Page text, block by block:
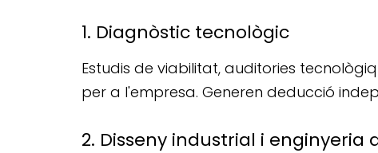
1. Diagnòstic tecnològic
Estudis de viabilitat, auditories
per a l'empresa. Generen deducció
2. Disseny industrial i enginyeria